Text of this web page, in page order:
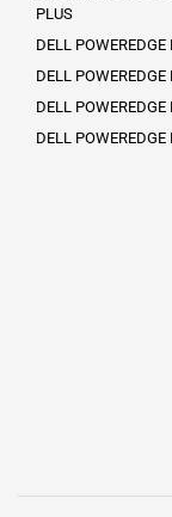
PLUS
DELL POWEREDGE
DELL POWEREDGE
DELL POWEREDGE
DELL POWEREDGE